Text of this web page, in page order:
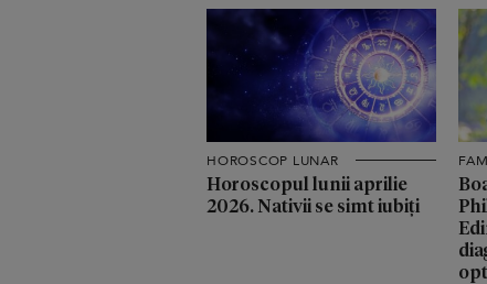
HOROSCOP LUNAR
Horoscopul lunii aprilie
2026. Nativii se simt iubiți